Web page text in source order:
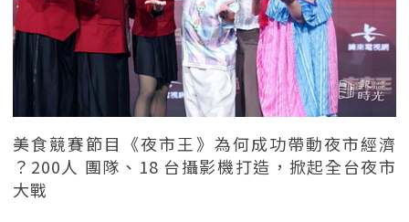
美食競賽節目《夜市王》為何成功帶動夜市經濟
？200人 團隊、18 台攝影機打造，掀起全台夜市
大戰